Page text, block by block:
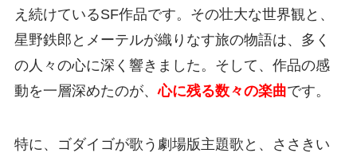
え続けているSF作品です。その壮大な世界観と、
星野鉄郎とメーテルが織りなす旅の物語は、多く
の人々の心に深く響きました。そして、作品の感
動を一層深めたのが、心に残る数々の楽曲です。
特に、ゴダイゴが歌う劇場版主題歌と、ささきい